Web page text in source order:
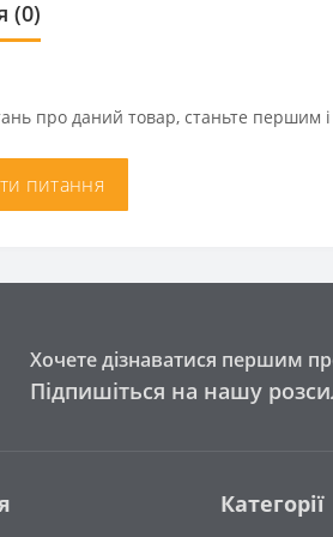
(0)
про даний товар, станьте першим
питання
Хочете дізнаватися першим
Підпишіться на нашу
Категорії